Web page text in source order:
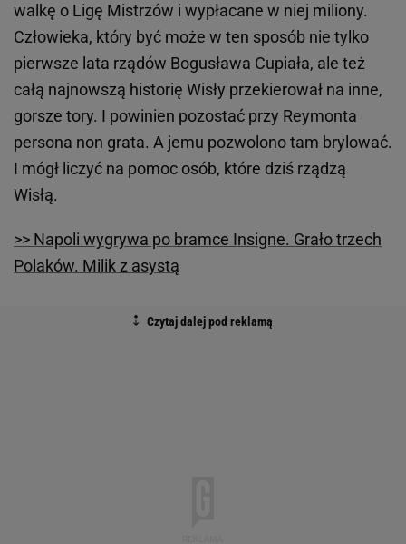
walkę o Ligę Mistrzów i wypłacane w niej miliony.
Człowieka, który być może w ten sposób nie tylko
pierwsze lata rządów Bogusława Cupiała, ale też
całą najnowszą historię Wisły przekierował na inne,
gorsze tory. I powinien pozostać przy Reymonta
persona non grata. A jemu pozwolono tam brylować.
I mógł liczyć na pomoc osób, które dziś rządzą
Wisłą.
>> Napoli wygrywa po bramce Insigne. Grało trzech
Polaków. Milik z asystą